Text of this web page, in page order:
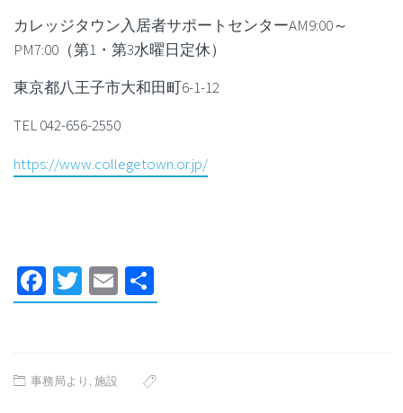
カレッジタウン入居者サポートセンターAM9:00～
PM7:00（第1・第3水曜日定休）
東京都八王子市大和田町6-1-12
TEL 042-656-2550
https://www.collegetown.or.jp/
Facebook
Twitter
Email
有
事務局より , 施設